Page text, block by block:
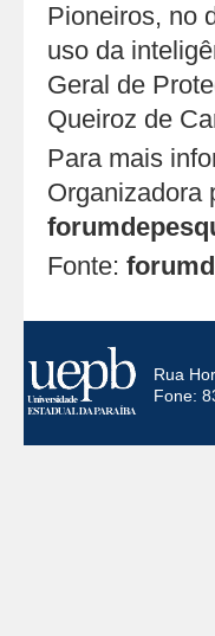
Pioneiros, no
uso da
Geral de
Queiroz de
Para mais
Organizadora
Fonte:
Rua
Fone: